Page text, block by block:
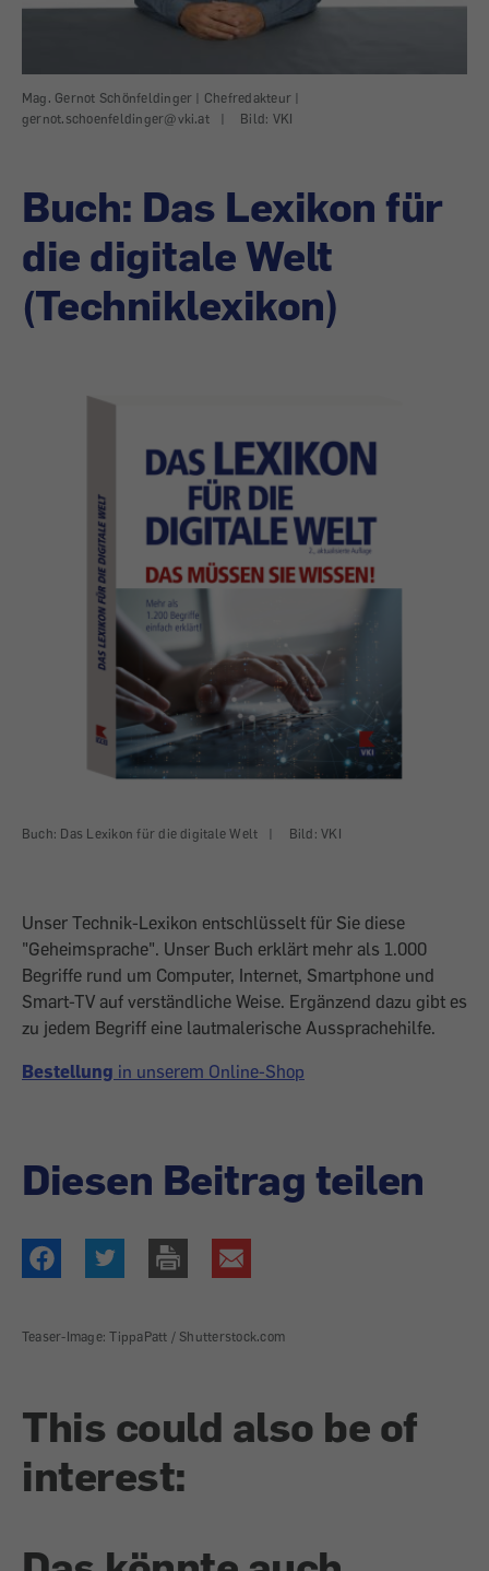
Mag. Gernot Schönfeldinger | Chefredakteur |
gernot.schoenfeldinger@vki.at
| Bild: VKI
Buch: Das Lexikon für
die digitale Welt
(Techniklexikon)
Buch: Das Lexikon für die digitale Welt | Bild: VKI
Unser Technik-Lexikon entschlüsselt für Sie diese
"Geheimsprache". Unser Buch erklärt mehr als 1.000
Begriffe rund um Computer, Internet, Smartphone und
Smart-TV auf verständliche Weise. Ergänzend dazu gibt es
zu jedem Begriff eine lautmalerische Aussprachehilfe.
Bestellung in unserem Online-Shop
Diesen Beitrag teilen
Teaser-Image: TippaPatt / Shutterstock.com
This could also be of
interest: